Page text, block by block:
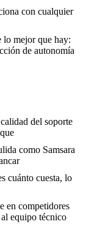
con cualquier
lo mejor que hay:
de autonomía
del soporte
como Samsara
cuánto cuesta, lo
en competidores
equipo técnico